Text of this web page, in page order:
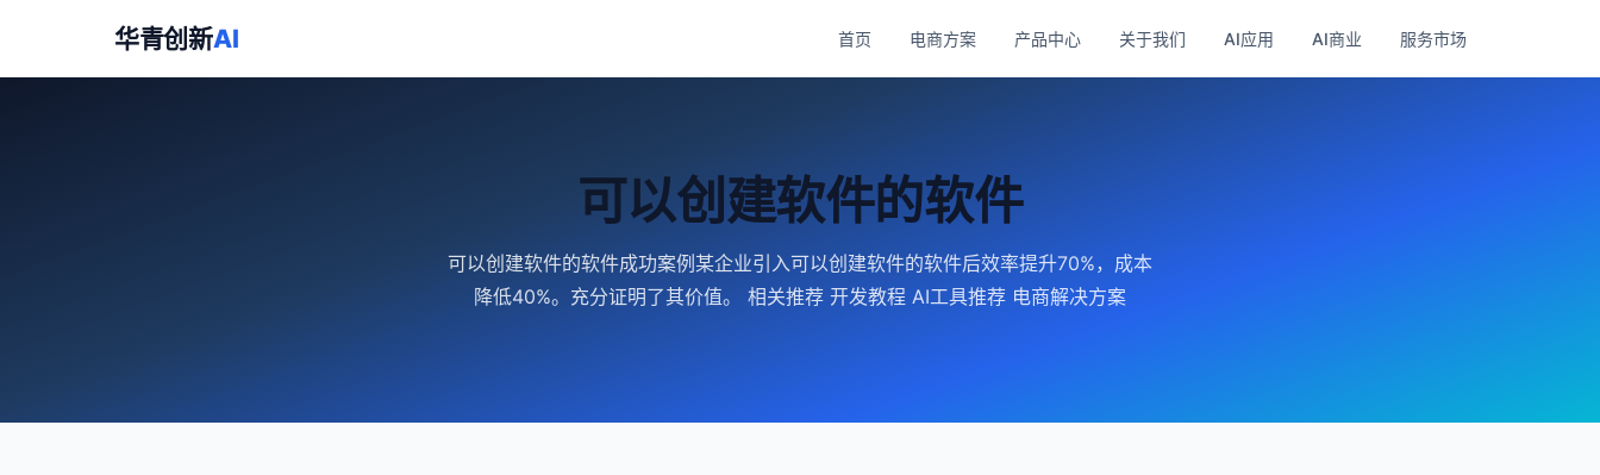
华青创新AI 首页 电商方案 产品中心 关于我们 AI应用 AI商业 服务市场
可以创建软件的软件
可以创建软件的软件成功案例某企业引入可以创建软件的软件后效率提升70%，成本
降低40%。充分证明了其价值。 相关推荐 开发教程 AI工具推荐 电商解决方案